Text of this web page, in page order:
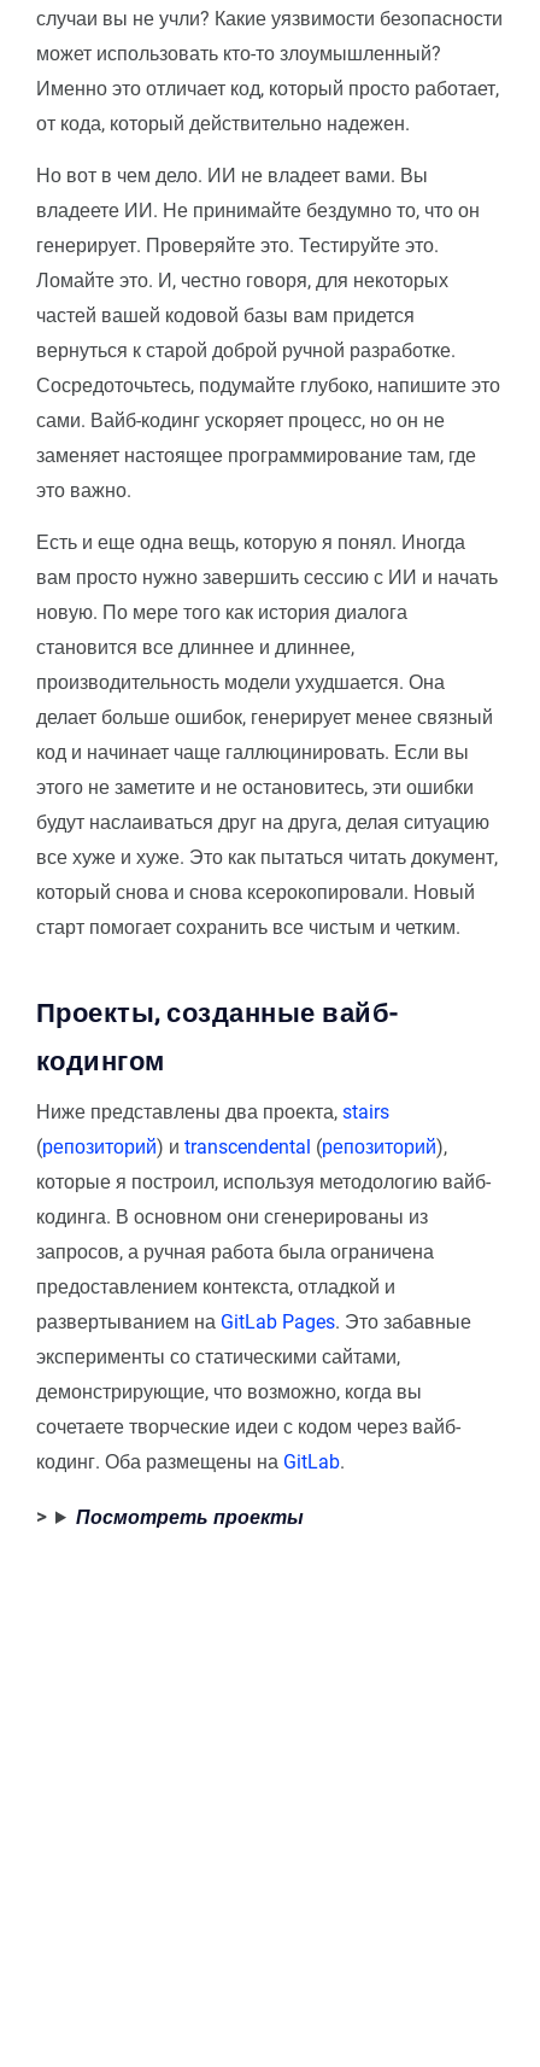
случаи вы не учли? Какие уязвимости безопасности
может использовать кто-то злоумышленный?
Именно это отличает код, который просто работает,
от кода, который действительно надежен.
Но вот в чем дело. ИИ не владеет вами. Вы
владеете ИИ. Не принимайте бездумно то, что он
генерирует. Проверяйте это. Тестируйте это.
Ломайте это. И, честно говоря, для некоторых
частей вашей кодовой базы вам придется
вернуться к старой доброй ручной разработке.
Сосредоточьтесь, подумайте глубоко, напишите это
сами. Вайб-кодинг ускоряет процесс, но он не
заменяет настоящее программирование там, где
это важно.
Есть и еще одна вещь, которую я понял. Иногда
вам просто нужно завершить сессию с ИИ и начать
новую. По мере того как история диалога
становится все длиннее и длиннее,
производительность модели ухудшается. Она
делает больше ошибок, генерирует менее связный
код и начинает чаще галлюцинировать. Если вы
этого не заметите и не остановитесь, эти ошибки
будут наслаиваться друг на друга, делая ситуацию
все хуже и хуже. Это как пытаться читать документ,
который снова и снова ксерокопировали. Новый
старт помогает сохранить все чистым и четким.
Проекты, созданные вайб-
кодингом
Ниже представлены два проекта, stairs
(репозиторий) и transcendental (репозиторий),
которые я построил, используя методологию вайб-
кодинга. В основном они сгенерированы из
запросов, а ручная работа была ограничена
предоставлением контекста, отладкой и
развертыванием на GitLab Pages. Это забавные
эксперименты со статическими сайтами,
демонстрирующие, что возможно, когда вы
сочетаете творческие идеи с кодом через вайб-
кодинг. Оба размещены на GitLab.
Посмотреть проекты